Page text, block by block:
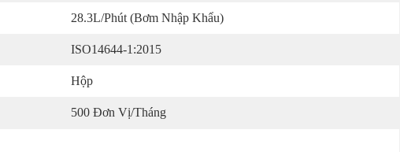
28.3L/phút (Bơm Nhập Khẩu)
ISO14644-1:2015
Hộp
500 Đơn Vị/tháng